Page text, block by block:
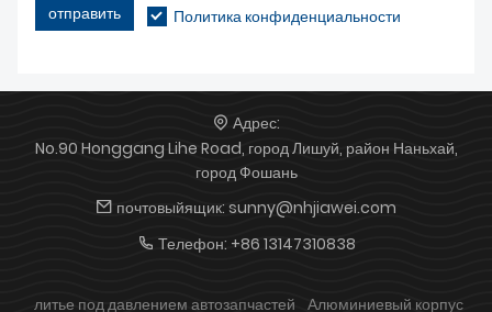
отправить Политика конфиденциальности
Адрес:
No.90 Honggang Lihe Road, город Лишуй, район Наньхай,
город Фошань
почтовыйящик: sunny@nhjiawei.com
Телефон: +86 13147310838
литье под давлением автозапчастей Алюминиевый корпус